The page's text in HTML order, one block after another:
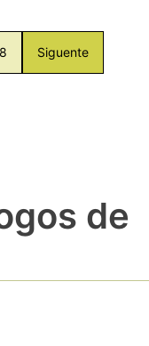
8 Siguente
de